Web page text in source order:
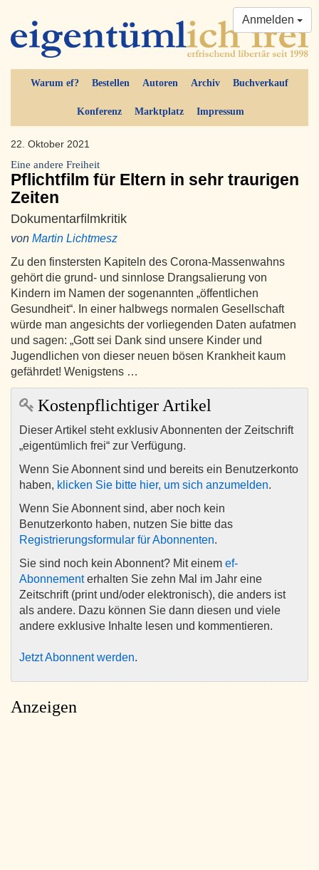
Warum ef? Bestellen Autoren Archiv Buchverkauf
Konferenz Marktplatz Impressum
Anmelden
22. Oktober 2021
Eine andere Freiheit
Pflichtfilm für Eltern in sehr traurigen
Zeiten
Dokumentarfilmkritik
von Martin Lichtmesz
Zu den finstersten Kapiteln des Corona-Massenwahns
gehört die grund- und sinnlose Drangsalierung von
Kindern im Namen der sogenannten „öffentlichen
Gesundheit“. In einer halbwegs normalen Gesellschaft
würde man angesichts der vorliegenden Daten aufatmen
und sagen: „Gott sei Dank sind unsere Kinder und
Jugendlichen von dieser neuen bösen Krankheit kaum
gefährdet! Wenigstens …
Kostenpflichtiger Artikel
Dieser Artikel steht exklusiv Abonnenten der Zeitschrift
„eigentümlich frei“ zur Verfügung.
Wenn Sie Abonnent sind und bereits ein Benutzerkonto
haben, klicken Sie bitte hier, um sich anzumelden.
Wenn Sie Abonnent sind, aber noch kein
Benutzerkonto haben, nutzen Sie bitte das
Registrierungsformular für Abonnenten.
Sie sind noch kein Abonnent? Mit einem ef-
Abonnementerhalten Sie zehn Mal im Jahr eine
Zeitschrift (print und/oder elektronisch), die anders ist
als andere. Dazu können Sie dann diesen und viele
andere exklusive Inhalte lesen und kommentieren.
Jetzt Abonnent werden.
Anzeigen